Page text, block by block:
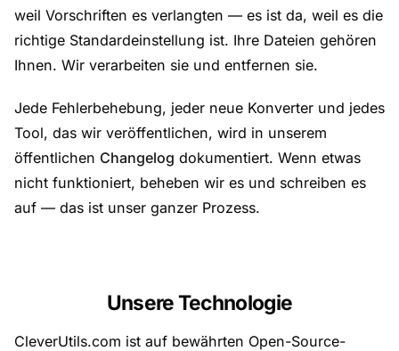
weil Vorschriften es verlangten — es ist da, weil es die
richtige Standardeinstellung ist. Ihre Dateien gehören
Ihnen. Wir verarbeiten sie und entfernen sie.
Jede Fehlerbehebung, jeder neue Konverter und jedes
Tool, das wir veröffentlichen, wird in unserem
öffentlichen Changelog dokumentiert. Wenn etwas
nicht funktioniert, beheben wir es und schreiben es
auf — das ist unser ganzer Prozess.
Unsere Technologie
CleverUtils.com ist auf bewährten Open-Source-